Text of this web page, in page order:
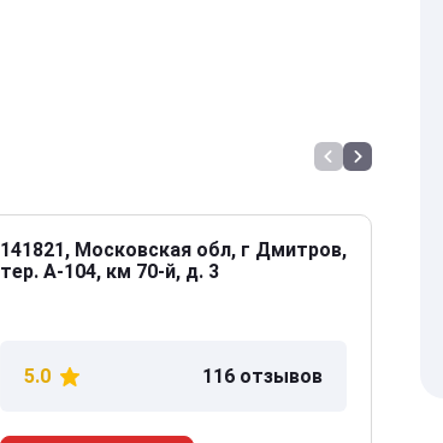
141821, Московская обл, г Дмитров,
тер. А-104, км 70-й, д. 3
5.0 116 отзывов